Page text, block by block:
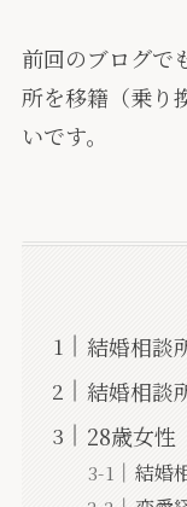
前回のブログで
所を移籍（乗り
いです。
結婚相談
結婚相談
28歳女性
結婚